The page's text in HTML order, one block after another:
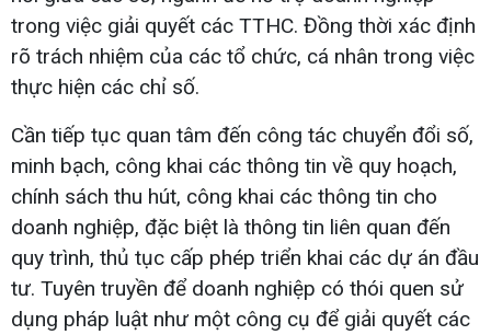
trong việc giải quyết các TTHC. Đồng thời xác định
rõ trách nhiệm của các tổ chức, cá nhân trong việc
thực hiện các chỉ số.
Cần tiếp tục quan tâm đến công tác chuyển đổi số,
minh bạch, công khai các thông tin về quy hoạch,
chính sách thu hút, công khai các thông tin cho
doanh nghiệp, đặc biệt là thông tin liên quan đến
quy trình, thủ tục cấp phép triển khai các dự án đầu
tư. Tuyên truyền để doanh nghiệp có thói quen sử
dụng pháp luật như một công cụ để giải quyết các